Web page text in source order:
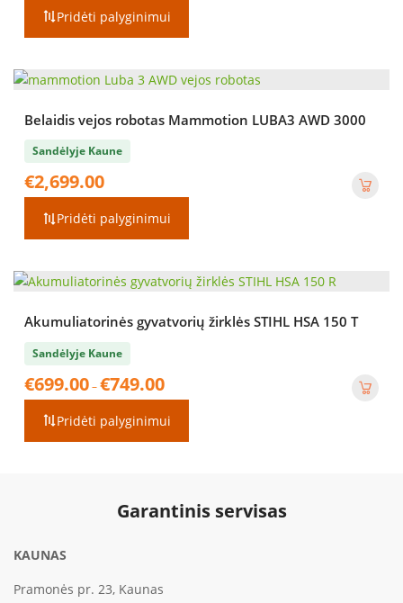
Pridėti palyginimui
Belaidis vejos robotas Mammotion LUBA3 AWD 3000
Sandėlyje Kaune
€2,699.00
Pridėti palyginimui
Akumuliatorinės gyvatvorių žirklės STIHL HSA 150 T
Sandėlyje Kaune
€699.00–€749.00
€699.00
through
Pridėti palyginimui
Garantinis servisas
KAUNAS
Pramonės pr. 23, Kaunas